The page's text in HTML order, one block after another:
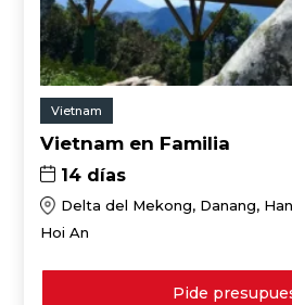
Vietnam
Vietnam en Familia
14 días
Delta del Mekong, Danang,
Hoi An
Pide